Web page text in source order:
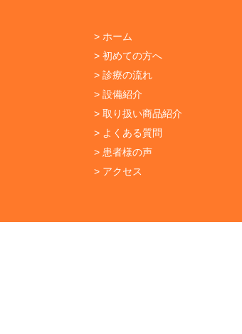
> ホーム
> 初めての方へ
> 診療の流れ
> 設備紹介
> 取り扱い商品紹介
> よくある質問
> 患者様の声
> アクセス